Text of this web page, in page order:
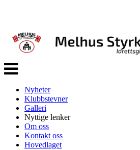
Veksle
navigasjon
Nyheter
Klubbstevner
Galleri
Nyttige lenker
Om oss
Kontakt oss
Hovedlaget